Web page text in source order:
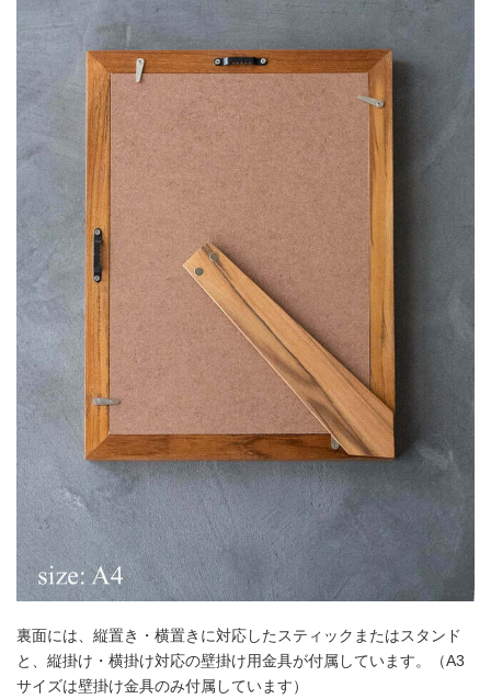
裏面には、縦置き・横置きに対応したスティックまたはスタンド
と、縦掛け・横掛け対応の壁掛け用金具が付属しています。（A3
サイズは壁掛け金具のみ付属しています）